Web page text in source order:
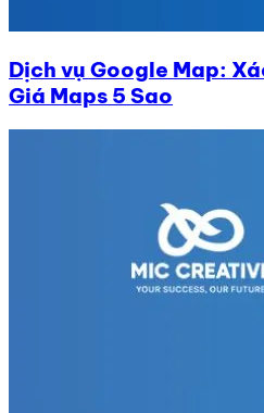
Dịch vụ Google Map:
Giá Maps 5 Sao